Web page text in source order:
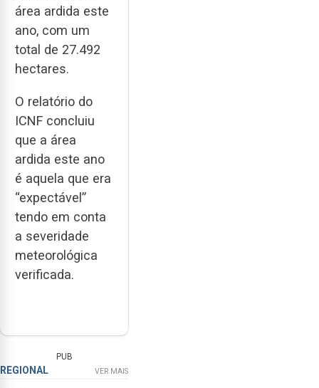
área ardida este
ano, com um
total de 27.492
hectares.
O relatório do
ICNF concluiu
que a área
ardida este ano
é aquela que era
“expectável”
tendo em conta
a severidade
meteorológica
verificada.
PUB
REGIONAL VER MAIS